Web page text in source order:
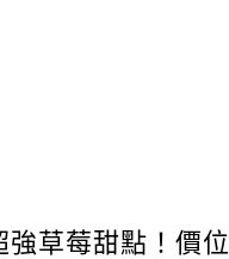
強草莓甜點！價位